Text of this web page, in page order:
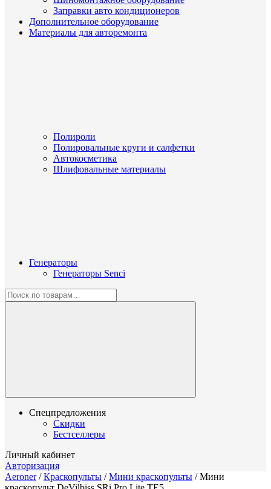
Заправки авто кондиционеров
Дополнительное оборудование
Материалы для авторемонта
Полироли
Полировальные круги и салфетки
Автокосметика
Шлифовальные материалы
Генераторы
Генераторы Senci
Спецпредложения
Скидки
Бестселлеры
Личный кабинет
Авторизация
Aeroner/Краскопульты /Мини краскопульты /Мини